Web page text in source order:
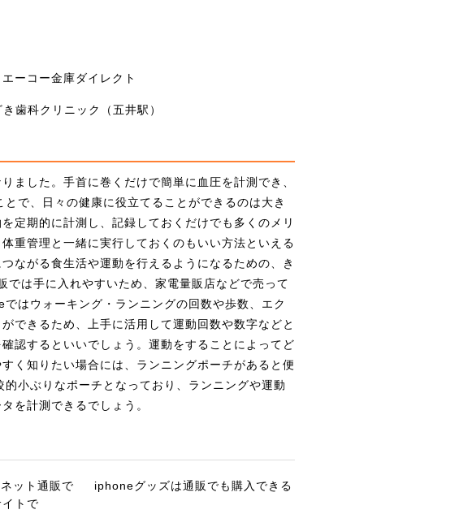
ーコー金庫ダイレクト
歯科クリニック（五井駅）
ました。手首に巻くだけで簡単に血圧を計測でき、
で、日々の健康に役立てることができるのは大き
定期的に計測し、記録しておくだけでも多くのメリ
重管理と一緒に実行しておくのもいい方法といえる
ながる食生活や運動を行えるようになるための、き
では手に入れやすいため、家電量販店などで売って
はウォーキング・ランニングの回数や歩数、エク
できるため、上手に活用して運動回数や数字などと
認するといいでしょう。運動をすることによってど
く知りたい場合には、ランニングポーチがあると便
小ぶりなポーチとなっており、ランニングや運動
を計測できるでしょう。
ット通販で
iphoneグッズは通販でも購入できる
トで